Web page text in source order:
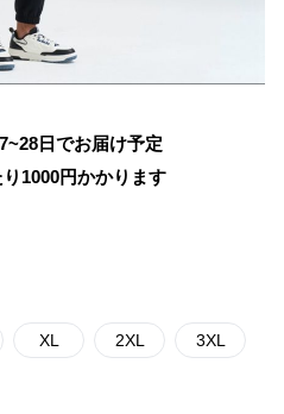
日でお届け予定
1000円かかります
XL 2XL 3XL